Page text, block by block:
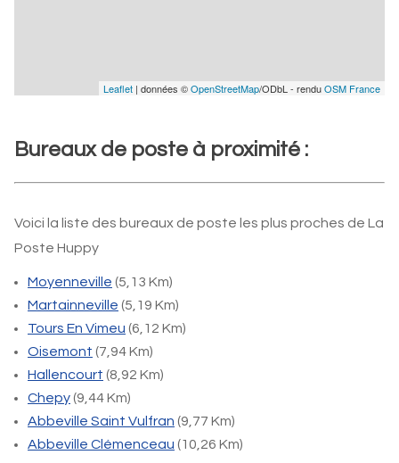
Leaflet | données ©OpenStreetMap/ODbL - renduOSM France
Bureaux de poste à proximité :
Voici la liste des bureaux de poste les plus proches de La
Poste Huppy
Moyenneville (5,13 Km)
Martainneville (5,19 Km)
Tours En Vimeu (6,12 Km)
Oisemont (7,94 Km)
Hallencourt (8,92 Km)
Chepy(9,44 Km)
Abbeville Saint Vulfran (9,77 Km)
Abbeville Clémenceau (10,26 Km)